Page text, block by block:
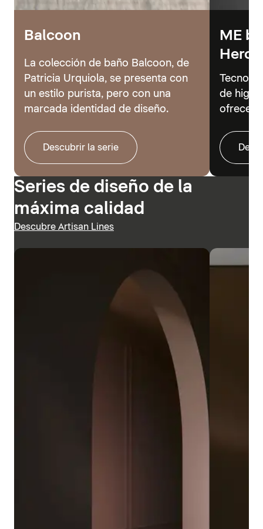
Balcoon
La colección de baño Balcoon, de
Patricia Urquiola, se presenta con
un estilo purista, pero con una
marcada identidad de diseño.
Descubrir la serie
ME
Hero
de
ofrecer
Series de diseño de la
máxima calidad
Descubre Artisan Lines